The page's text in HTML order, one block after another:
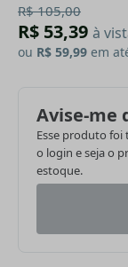
R$ 105,00
R$ 53,39 à
ou R$ 59,99 em
Avise-me
Esse produto foi
o login e seja o
estoque.